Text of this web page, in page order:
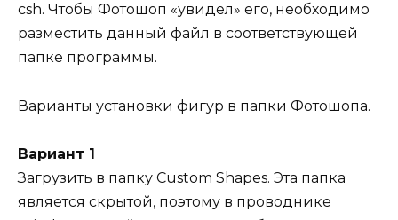
csh. Чтобы Фотошоп «увидел» его, необходимо
разместить данный файл в соответствующей
папке программы.
Варианты установки фигур в папки Фотошопа.
Вариант 1
Загрузить в папку Custom Shapes. Эта папка
является скрытой, поэтому в проводнике